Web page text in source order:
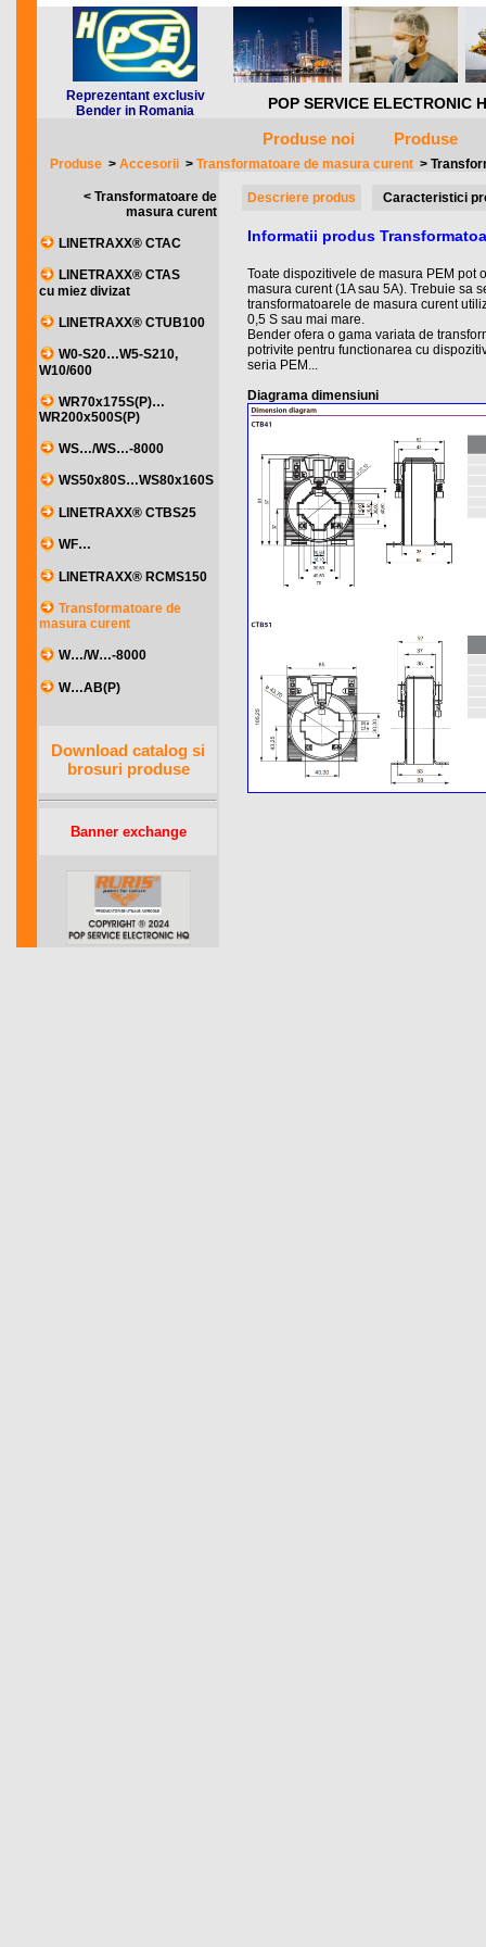
Reprezentant exclusiv
Bender in Romania
POP SERVICE
Produse noi Produse
Produse > Accesorii > Transformatoare de masura curent >
< Transformatoare de
masura curent
LINETRAXX® CTAC
LINETRAXX® CTAS
cu miez divizat
LINETRAXX® CTUB100
W0-S20…W5-S210,
W10/600
WR70x175S(P)…
WR200x500S(P)
WS…/WS…-8000
WS50x80S…WS80x160S
LINETRAXX® CTBS25
WF…
LINETRAXX® RCMS150
Transformatoare de
masura curent
W…/W…-8000
W…AB(P)
Download catalog si
brosuri produse
Banner exchange
Descriere produs Caracteristici
Informatii produs
Toate dispozitivele de masura PEM pot
masura curent (1A sau 5A). Trebuie sa
transformatoarele de masura curent
0,5 S sau mai mare.
Bender ofera o gama variata de
potrivite pentru functionarea cu
seria PEM...
Diagrama dimensiuni